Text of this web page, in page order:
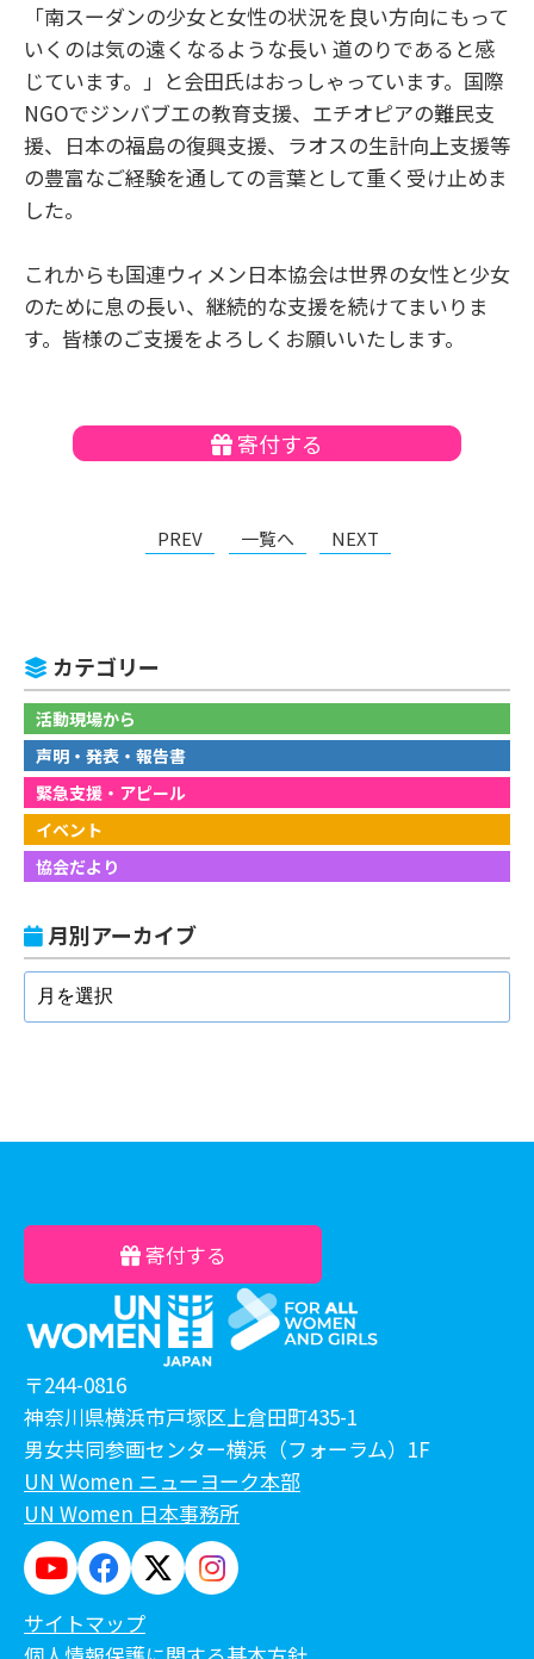
「南スーダンの少女と女性の状況を良い方向にもって
いくのは気の遠くなるような長い 道のりであると感
じています。」と会田氏はおっしゃっています。国際
NGOでジンバブエの教育支援、エチオピアの難民支
援、日本の福島の復興支援、ラオスの生計向上支援等
の豊富なご経験を通しての言葉として重く受け止めま
した。
これからも国連ウィメン日本協会は世界の女性と少女
のために息の長い、継続的な支援を続けてまいりま
す。皆様のご支援をよろしくお願いいたします。
寄付する
PREV 一覧へ NEXT
カテゴリー
活動現場から
声明・発表・報告書
緊急支援・アピール
イベント
協会だより
月別アーカイブ
寄付する
〒244-0816
神奈川県横浜市戸塚区上倉田町435-1
男女共同参画センター横浜（フォーラム）1F
UN Women ニューヨーク本部
UN Women 日本事務所
サイトマップ